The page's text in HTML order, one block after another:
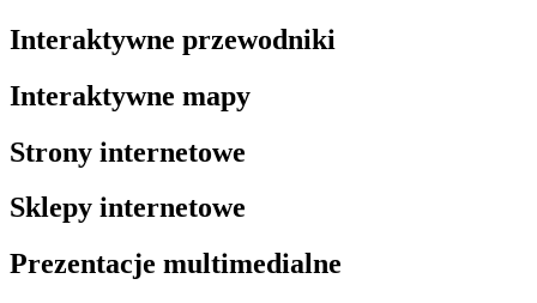
Interaktywne przewodniki
Interaktywne mapy
Strony internetowe
Sklepy internetowe
Prezentacje multimedialne